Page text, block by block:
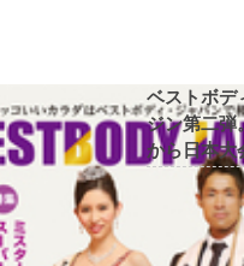
ベストボデ
ジン第二弾
から日本大